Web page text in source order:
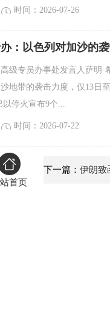
时间：2026-07-26
：以色列对加沙的
专员办事处发言人萨明·
地带的袭击力度，仅13日
停火宣布9个...
时间：2026-07-22
首页
下一篇： 伊朗致